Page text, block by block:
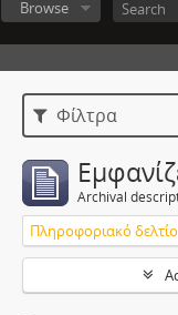
Browse
Φίλτρα
Archival
Πληροφοριακό δελτίο